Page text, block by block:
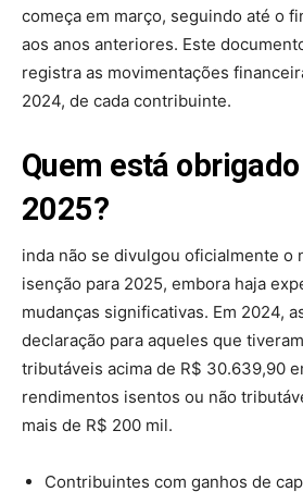
começa em março, seguindo até o
aos anos anteriores. Este
registra as movimentações
2024, de cada contribuinte.
Quem está
2025?
inda não se divulgou oficialmente o
isenção para 2025, embora haja
mudanças significativas. Em 2024,
declaração para aqueles que
tributáveis acima de R$ 30.639,90
rendimentos isentos ou não
mais de R$ 200 mil.
Contribuintes com ganhos de